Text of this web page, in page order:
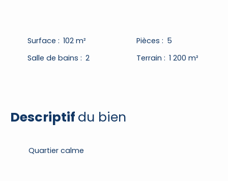
Surface : 102 m² Pièces : 5
Salle de bains : 2 Terrain : 1 200 m²
Descriptif du bien
Quartier calme